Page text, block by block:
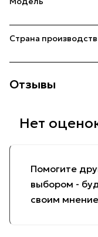
Страна
Отзывы
Помогите
выбором -
своим
Нет